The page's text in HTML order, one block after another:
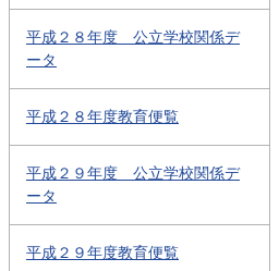
平成２８年度 公立学校関係デ
ータ
平成２８年度教育便覧
平成２９年度 公立学校関係デ
ータ
平成２９年度教育便覧